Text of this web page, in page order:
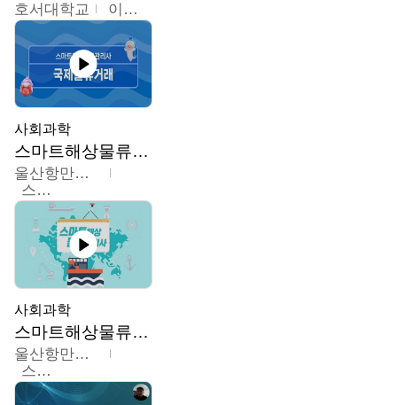
호서대학교 이원희
사회과학
스마트해상물류관리사 교육과정
울산항만공사
스마트해상물류관리사 교육위원회
사회과학
스마트해상물류관리사 교육과정2
울산항만공사
스마트해상물류관리사 교육위원회